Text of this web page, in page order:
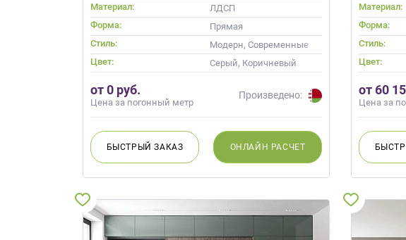
Материал:
ЛДСП
Форма:
Прямая
Стиль:
Модерн, Современные
Цвет:
Серый, Коричневый
от 0 руб.
Цена за погонный метр
Произведено:
БЫСТРЫЙЗАКАЗ ОНЛАЙН РАСЧЕТ
Материал:
Форма:
Стиль:
Цвет:
от 60
Цена за